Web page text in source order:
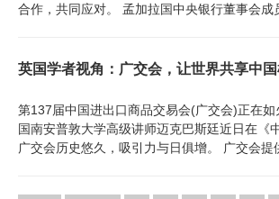
合作，共同应对。 孟加拉国中央银行董事会成
英国学者视角：广交会，让世界共享中
第137届中国进出口商品交易会(广交会)正在
国南安普敦大学高级讲师迈克巴斯廷近日在《
广交会历史悠久，吸引力与日俱增。 广交会提